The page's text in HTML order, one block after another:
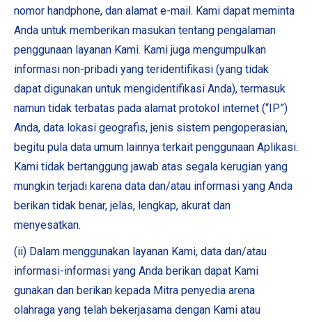
nomor handphone, dan alamat e-mail. Kami dapat meminta
Anda untuk memberikan masukan tentang pengalaman
penggunaan layanan Kami. Kami juga mengumpulkan
informasi non-pribadi yang teridentifikasi (yang tidak
dapat digunakan untuk mengidentifikasi Anda), termasuk
namun tidak terbatas pada alamat protokol internet (“IP”)
Anda, data lokasi geografis, jenis sistem pengoperasian,
begitu pula data umum lainnya terkait penggunaan Aplikasi.
Kami tidak bertanggung jawab atas segala kerugian yang
mungkin terjadi karena data dan/atau informasi yang Anda
berikan tidak benar, jelas, lengkap, akurat dan
menyesatkan.
(ii) Dalam menggunakan layanan Kami, data dan/atau
informasi-informasi yang Anda berikan dapat Kami
gunakan dan berikan kepada Mitra penyedia arena
olahraga yang telah bekerjasama dengan Kami atau